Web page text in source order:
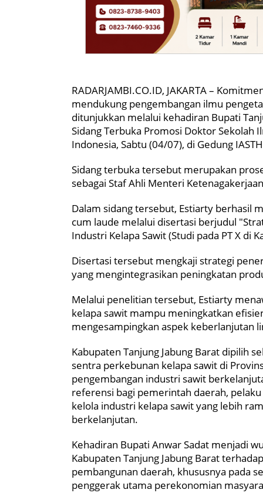
RADARJAMBI.CO.ID, JAKARTA –
mendukung pengembangan ilmu
ditunjukkan melalui kehadiran Bupati
Sidang Terbuka Promosi Doktor Sekolah
Indonesia, Sabtu (04/07), di Gedung
Sidang terbuka tersebut merupakan
sebagai Staf Ahli Menteri
Dalam sidang tersebut, Estiarty berhasil
cum laude melalui disertasi berjudul
Industri Kelapa Sawit (Studi pada PT X di
Disertasi tersebut mengkaji strategi
yang mengintegrasikan peningkatan
Melalui penelitian tersebut, Estiarty
kelapa sawit mampu meningkatkan
mengesampingkan aspek keberlanjutan
Kabupaten Tanjung Jabung Barat dipilih
sentra perkebunan kelapa sawit di
pengembangan industri sawit
referensi bagi pemerintah daerah,
kelola industri kelapa sawit yang lebih
berkelanjutan.
Kehadiran Bupati Anwar Sadat menjadi
Kabupaten Tanjung Jabung Barat
pembangunan daerah, khususnya pada
penggerak utama perekonomian